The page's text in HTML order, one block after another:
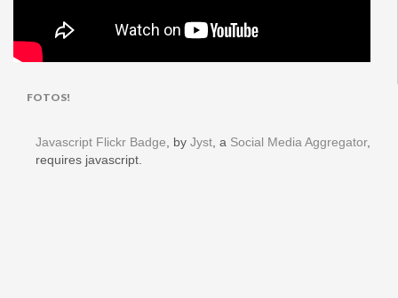
FOTOS!
Javascript Flickr Badge , by Jyst , a Social Media Aggregator,
requires javascript.